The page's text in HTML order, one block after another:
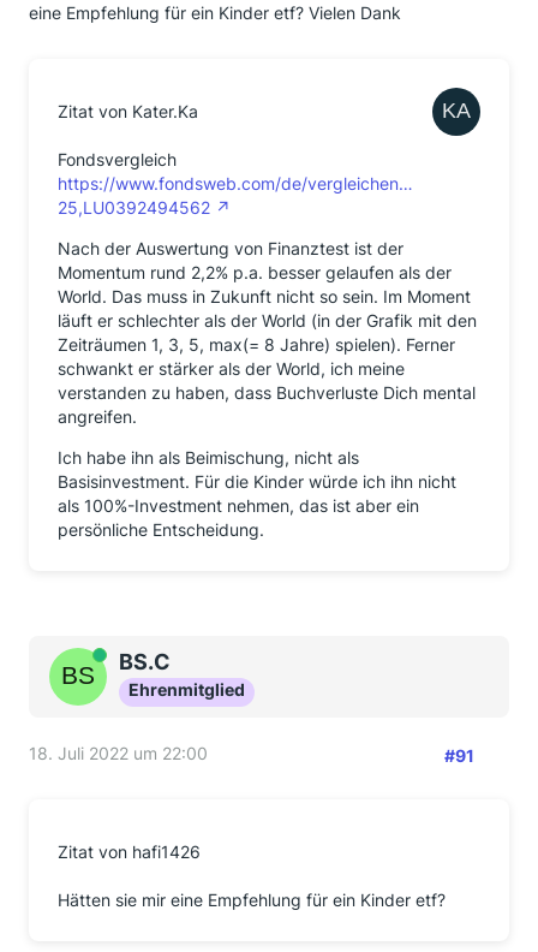
eine Empfehlung für ein Kinder etf? Vielen Dank
Zitat von Kater.Ka
Fondsvergleich
https://www.fondsweb.com/de/vergleichen…
25,LU0392494562
Nach der Auswertung von Finanztest ist der
Momentum rund 2,2% p.a. besser gelaufen als der
World. Das muss in Zukunft nicht so sein. Im Moment
läuft er schlechter als der World (in der Grafik mit den
Zeiträumen 1, 3, 5, max(= 8 Jahre) spielen). Ferner
schwankt er stärker als der World, ich meine
verstanden zu haben, dass Buchverluste Dich mental
angreifen.
Ich habe ihn als Beimischung, nicht als
Basisinvestment. Für die Kinder würde ich ihn nicht
als 100%-Investment nehmen, das ist aber ein
persönliche Entscheidung.
OnlineBS.C
Ehrenmitglied
18. Juli 2022 um 22:00 #91
Zitat von hafi1426
Hätten sie mir eine Empfehlung für ein Kinder etf?